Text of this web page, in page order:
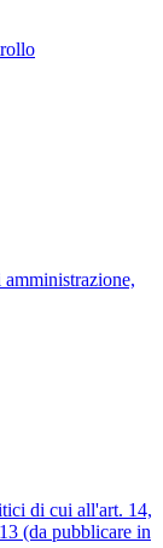
di cui all'art. 14,
(da pubblicare in